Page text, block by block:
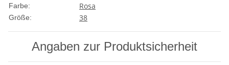
Farbe: Rosa
Größe: 38
Angaben zur Produktsicherheit